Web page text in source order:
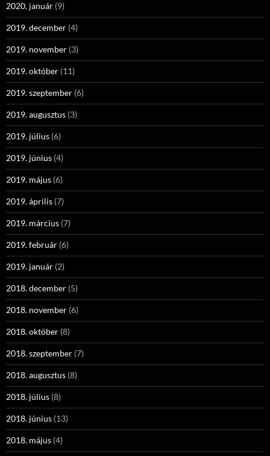
2020. január (9)
2019. december (4)
2019. november (3)
2019. október (11)
2019. szeptember (6)
2019. augusztus (3)
2019. július (6)
2019. június (4)
2019. május (6)
2019. április (7)
2019. március (7)
2019. február (6)
2019. január (2)
2018. december (5)
2018. november (6)
2018. október (8)
2018. szeptember (7)
2018. augusztus (8)
2018. július (8)
2018. június (13)
2018. május (4)